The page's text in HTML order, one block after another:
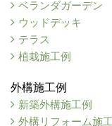
ベランダガーデン
ウッドデッキ
テラス
植栽施工例
外構施工例
新築外構施工例
外構リフォーム施